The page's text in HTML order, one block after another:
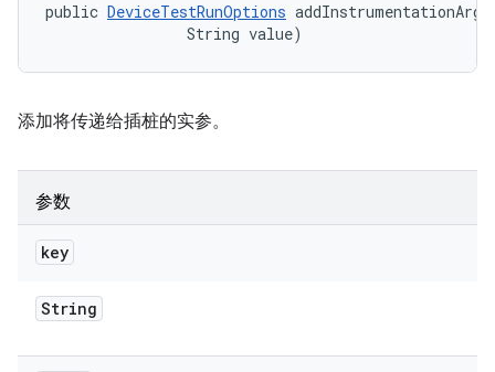
public DeviceTestRunOptions
                String value)
添加将传递给插桩的实参。
参数
key
String